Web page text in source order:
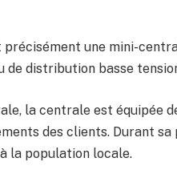
précisément une mini-
de distribution basse
la centrale est équipée
des clients. Durant
la population locale.